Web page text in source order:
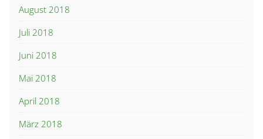
August 2018
Juli 2018
Juni 2018
Mai 2018
April 2018
März 2018